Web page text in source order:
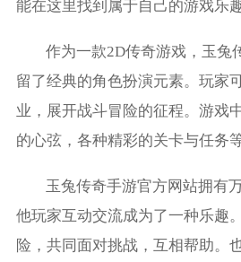
能在这里找到属于自己的游戏乐趣
作为一款2D传奇游戏，玉兔
留了经典的角色扮演元素。玩家
业，展开战斗冒险的征程。游戏
的心弦，各种精彩的关卡与任务
玉兔传奇手游官方网站拥有
他玩家互动交流成为了一种乐趣
险，共同面对挑战，互相帮助。